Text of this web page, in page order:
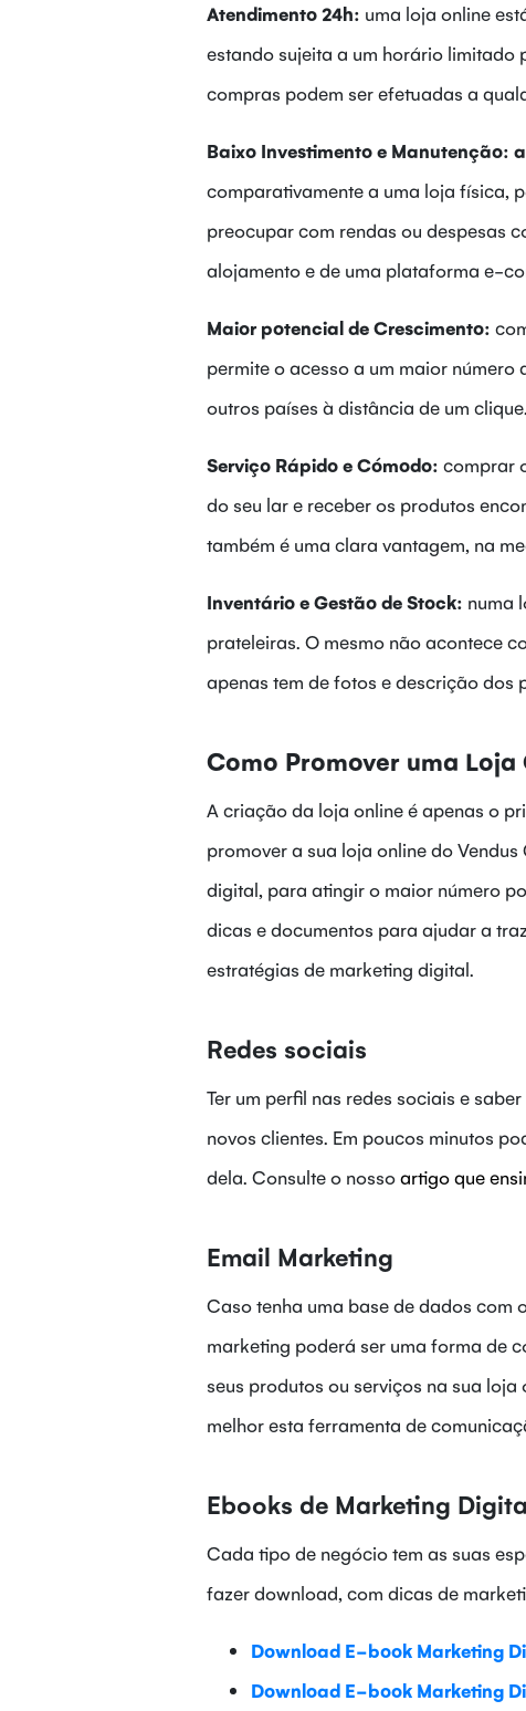
Atendimento 24h: uma loja online
estando sujeita a um horário limitado
compras podem ser efetuadas a
Baixo Investimento e Manutenção: a
comparativamente a uma loja física,
preocupar com rendas ou despesas
alojamento e de uma plataforma e-
Maior potencial de Crescimento:
permite o acesso a um maior número
outros países à distância de um clique.
Serviço Rápido e Cómodo: comprar
do seu lar e receber os produtos
também é uma clara vantagem, na
Inventário e Gestão de Stock: numa
prateleiras. O mesmo não acontece
apenas tem de fotos e descrição dos
Como Promover uma Loja
A criação da loja online é apenas o
promover a sua loja online do
digital, para atingir o maior número
dicas e documentos para ajudar a
estratégias de marketing digital.
Redes sociais
Ter um perfil nas redes sociais e
novos clientes. Em poucos minutos
dela. Consulte o nossoartigo que
Email Marketing
Caso tenha uma base de dados com
marketing poderá ser uma forma de
seus produtos ou serviços na sua loja
melhor esta ferramenta de
Ebooks de Marketing
Cada tipo de negócio tem as suas
fazer download, com dicas de
Download E-book Marketing
Download E-book Marketing